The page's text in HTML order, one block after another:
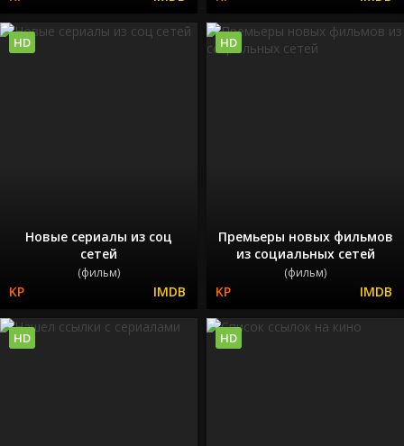
Новые сериалы из соц
сетей
(фильм)
HD
Премьеры новых фильмов
из социальных сетей
(фильм)
HD
HD HD